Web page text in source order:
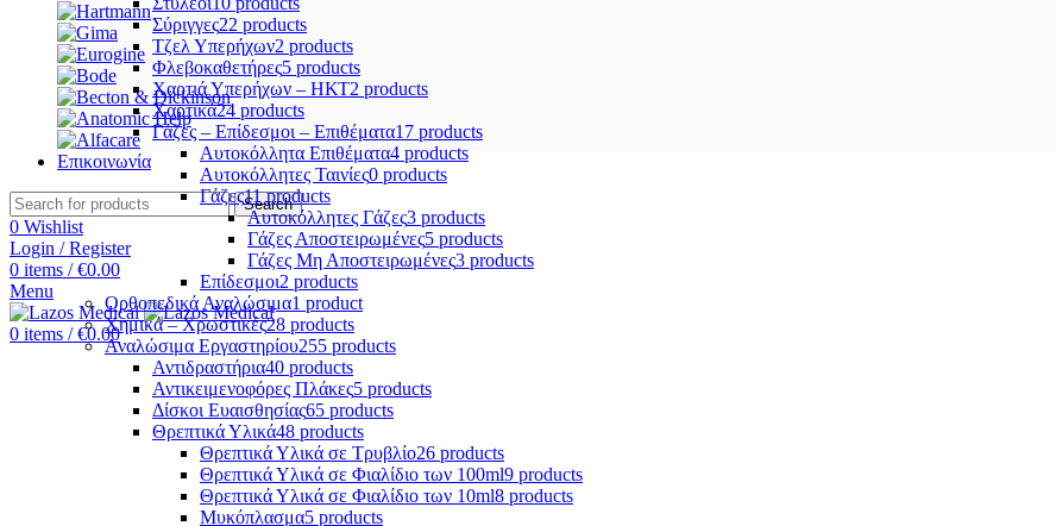
Επικοινωνία
Search
0 Wishlist
Login / Register
0 items / €0.00
Menu
0 items / €0.00
Σύριγγες22 products
Τζελ Υπερήχων2 products
Φλεβοκαθετήρες5 products
Χαρτιά Υπερήχων – ΗΚΤ2 products
Χαρτικά24 products
Γάζες – Επίδεσμοι – Επιθέματα17 products
Αυτοκόλλητα Επιθέματα4 products
Αυτοκόλλητες Ταινίες0 products
Γάζες11 products
Αυτοκόλλητες Γάζες3 products
Γάζες Αποστειρωμένες5 products
Γάζες Μη Αποστειρωμένες3 products
Επίδεσμοι2 products
Ορθοπεδικά Αναλώσιμα1 product
Χημικά – Χρωστικές28 products
Αναλώσιμα Εργαστηρίου255 products
Αντιδραστήρια40 products
Αντικειμενοφόρες Πλάκες5 products
Δίσκοι Ευαισθησίας65 products
Θρεπτικά Υλικά48 products
Θρεπτικά Υλικά σε Τρυβλίο26 products
Θρεπτικά Υλικά σε Φιαλίδιο των 100ml9 products
Θρεπτικά Υλικά σε Φιαλίδιο των 10ml8 products
Μυκόπλασμα5 products